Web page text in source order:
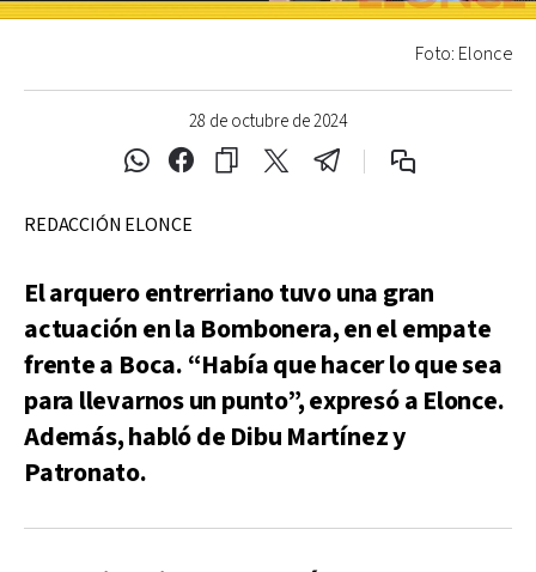
28 de octubre de 2024
Foto: Elonce
REDACCIÓN ELONCE
El arquero entrerriano tuvo una gran
actuación en la Bombonera, en el empate
frente a Boca. “Había que hacer lo que sea
para llevarnos un punto”, expresó a Elonce.
Además, habló de Dibu Martínez y
Patronato.